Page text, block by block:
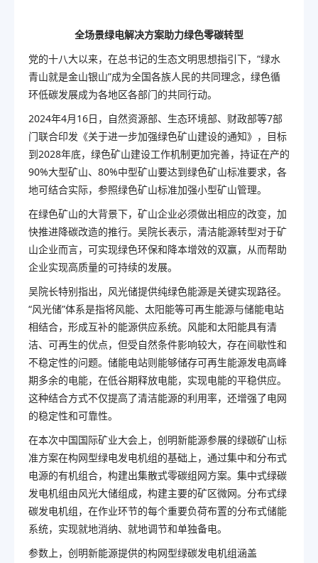
全场景绿电解决方案助力绿色零碳转型
党的十八大以来，在总书记的生态文明思想指引下，“绿水
青山就是金山银山”成为全国各族人民的共同理念，绿色循
环低碳发展成为各地区各部门的共同行动。
2024年4月16日，自然资源部、生态环境部、财政部等7部
门联合印发《关于进一步加强绿色矿山建设的通知》，目标
到2028年底，绿色矿山建设工作机制更加完善，持证在产的
90%大型矿山、80%中型矿山要达到绿色矿山标准要求，各
地可结合实际，参照绿色矿山标准加强小型矿山管理。
在绿色矿山的大背景下，矿山企业必须做出相应的改变，加
快推进降碳改造的推行。吴院长表示，清洁能源转型对于矿
山企业而言，可实现绿色环保和降本增效的双赢，从而帮助
企业实现高质量的可持续的发展。
吴院长特别指出，风光储提供纯绿色能源是关键实现路径。
“风光储”体系是指将风能、太阳能等可再生能源与储能电站
相结合，形成互补的能源供应系统。风能和太阳能具有清
洁、可再生的优点，但受自然条件影响较大，存在间歇性和
不稳定性的问题。储能电站则能够储存可再生能源发电高峰
期多余的电能，在低谷期释放电能，实现电能的平稳供应。
这种结合方式不仅提高了清洁能源的利用率，还增强了电网
的稳定性和可靠性。
在本次中国国际矿业大会上，创明新能源参展的绿碳矿山标
准方案在构网型绿电发电机组的基础上，通过集中和分布式
电源的有机组合，构建出集散式零碳组网方案。集中式绿碳
发电机组由风光大储组成，构建主要的矿区微网。分布式绿
碳发电机组，在作业环节的每个重要负荷布置的分布式储能
系统，实现就地消纳、就地调节和单独备电。
参数上，创明新能源提供的构网型绿碳发电机组涵盖